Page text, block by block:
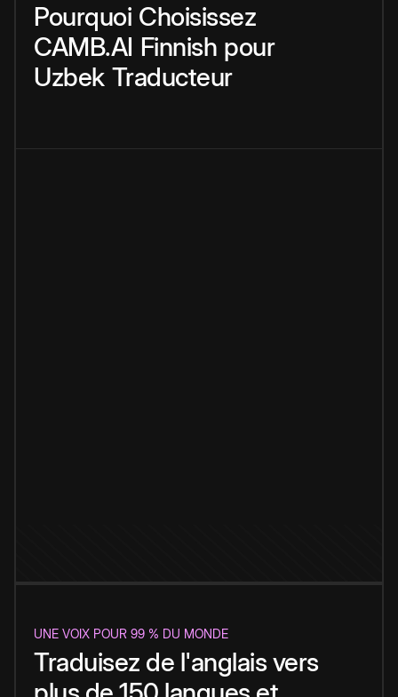
Pourquoi Choisissez
CAMB.AI Finnish pour
Uzbek Traducteur
UNE VOIX POUR 99 % DU MONDE
Traduisez de l'anglais vers